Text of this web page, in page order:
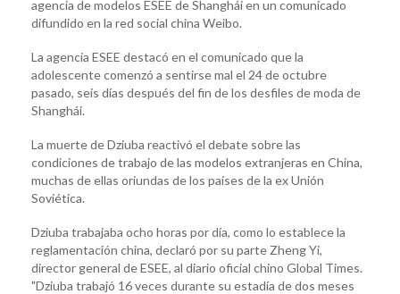
agencia de modelos ESEE de Shanghái en un comunicado
difundido en la red social china Weibo.
La agencia ESEE destacó en el comunicado que la
adolescente comenzó a sentirse mal el 24 de octubre
pasado, seis días después del fin de los desfiles de moda de
Shanghái.
La muerte de Dziuba reactivó el debate sobre las
condiciones de trabajo de las modelos extranjeras en China,
muchas de ellas oriundas de los países de la ex Unión
Soviética.
Dziuba trabajaba ocho horas por día, como lo establece la
reglamentación china, declaró por su parte Zheng Yi,
director general de ESEE, al diario oficial chino Global Times.
"Dziuba trabajó 16 veces durante su estadía de dos meses